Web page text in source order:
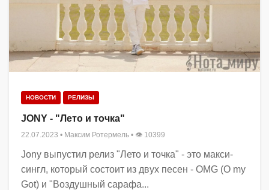
НОВОСТИ РЕЛИЗЫ
JONY - "Лето и точка"
22.07.2023 • Максим Ротермель • 👁 10399
Jony выпустил релиз "Лето и точка" - это макси-
сингл, который состоит из двух песен - OMG (O my
Got) и "Воздушный сарафа...